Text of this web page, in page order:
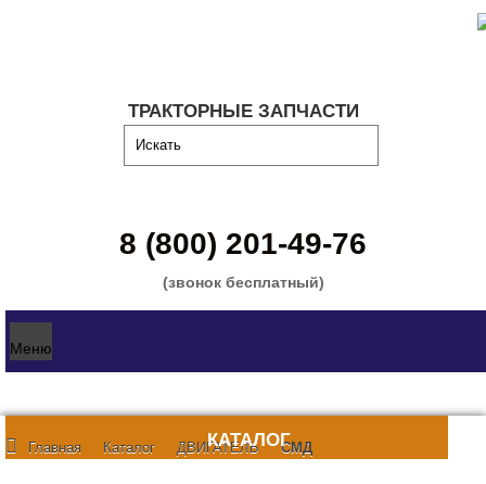
ТРАКТОРНЫЕ ЗАПЧАСТИ
8 (800) 201-49-76
(звонок бесплатный)
Меню
Главная Каталог ДВИГАТЕЛЬ СМД
КАТАЛОГ